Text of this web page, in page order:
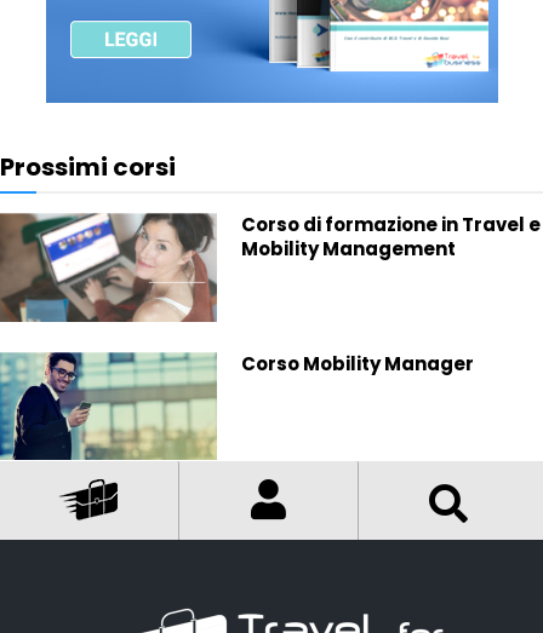
Prossimi corsi
Corso di formazione in Travel e
Mobility Management
Corso Mobility Manager